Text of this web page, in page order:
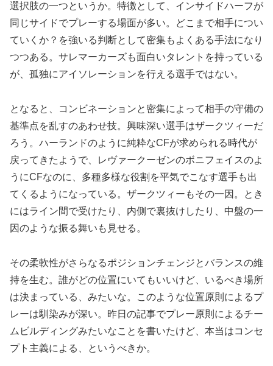
選択肢の一つというか。特徴として、インサイドハーフが
同じサイドでプレーする場面が多い。どこまで相手につい
ていくか？を強いる判断として密集もよくある手法になり
つつある。サレマーカーズも面白いタレントを持っている
が、孤独にアイソレーションを行える選手ではない。
となると、コンビネーションと密集によって相手の守備の
基準点を乱すのあわせ技。興味深い選手はザークツィーだ
ろう。ハーランドのように純粋なCFが求められる時代が
戻ってきたようで、レヴァークーゼンのボニフェイスのよ
うにCFなのに、多種多様な役割を平気でこなす選手も出
てくるようになっている。ザークツィーもその一因。とき
にはライン間で受けたり、内側で裏抜けしたり、中盤の一
因のような振る舞いも見せる。
その柔軟性がさらなるポジションチェンジとバランスの維
持を生む。誰がどの位置にいてもいいけど、いるべき場所
は決まっている、みたいな。このような位置原則によるプ
レーは馴染みが深い。昨日の記事でプレー原則によるチー
ムビルディングみたいなことを書いたけど、本当はコンセ
プト主義による、というべきか。